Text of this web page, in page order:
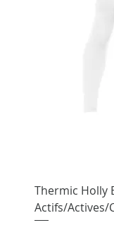
Thermic Holly
Actifs/Actives/